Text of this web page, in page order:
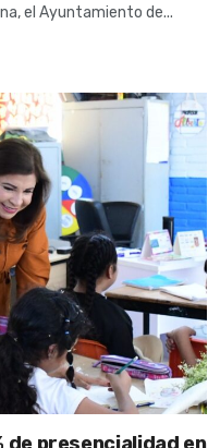
el Ayuntamiento de...